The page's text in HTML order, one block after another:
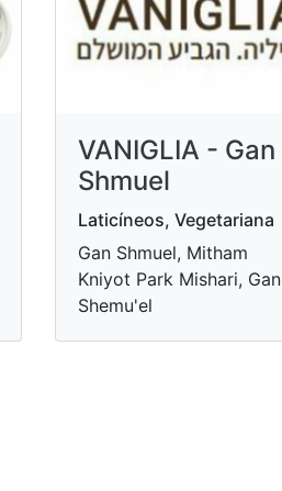
VANIGLIA - Gan
Shmuel
Laticíneos, Vegetariana
Gan Shmuel, Mitham
Kniyot Park Mishari, Gan
Shemu'el